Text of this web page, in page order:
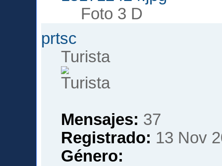
Foto 3 D
prtsc
Turista
Mensajes: 37
Registrado: 13 Nov
Género: